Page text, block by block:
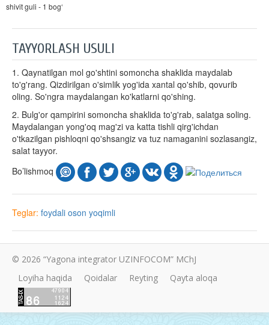
shivit guli - 1 bog‘
TAYYORLASH USULI
1. Qaynatilgan mol go'shtini somoncha shaklida maydalab
to'g'rang. Qizdirilgan o'simlik yog'ida xantal qo'shib, qovurib
oling. So'ngra maydalangan ko'katlarni qo'shing.
2. Bulg'or qampirini somoncha shaklida to'g'rab, salatga soling.
Maydalangan yong'oq mag'zi va katta tishli qirg'ichdan
o'tkazilgan pishloqni qo'shsangiz va tuz namaganini sozlasangiz,
salat tayyor.
Bo’lishmoq
Teglar: foydali oson yoqimli
© 2026 “Yagona integrator UZINFOCOM” MChJ
Loyiha haqida
Qoidalar Reyting Qayta aloqa